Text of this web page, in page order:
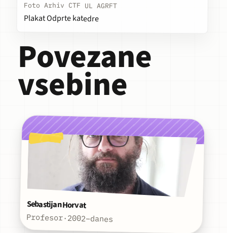
Foto Arhiv CTF UL AGRFT
Plakat Odprte katedre
Povezane
vsebine
Sebastijan Horvat
Profesor·2002–danes